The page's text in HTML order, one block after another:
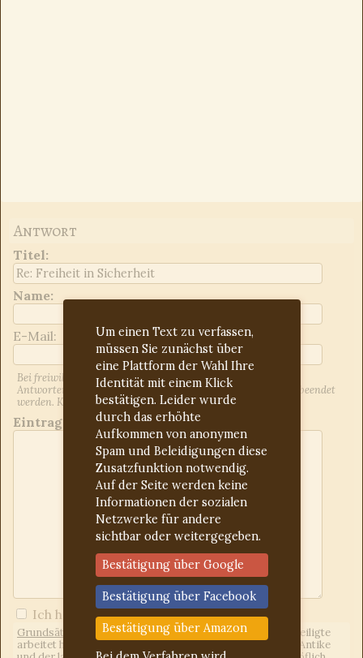
Um einen Text zu verfassen,
müssen Sie zunächst über
eine Plattform der Wahl Ihre
Identität mit einem Klick
bestätigen. Leider wurde
durch das erhöhte
Aufkommen von anonymen
Spam und Beleidigungen diese
Zusatzfunktion notwendig.
Auf der Seite werden keine
Informationen der sozialen
Netzwerke für andere
sichtbar oder weitergegeben.
Bestätigung über Google
Bestätigung über Facebook
Bestätigung über Amazon
Antwort
Titel:
Name:
E-Mail:
Bei freiwilliger Angabe der E-Mail-Adresse werden Sie über
Antworten auf Ihren Beitrag informiert. Dies kann jederzeit beendet
werden. Kontrollieren Sie ggf. den Spam-Ordner.
Eintrag:
Ich habe dieForumregelngelesen
Grundsätzliches:
Wir sind ein freies Forum, d.h. jeder Beteiligte
arbeitet hier unentgeltlich. Uns eint das Interesse an der Antike